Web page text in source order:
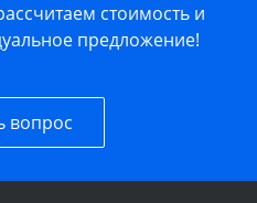
стоимость и
предложение!
вопрос